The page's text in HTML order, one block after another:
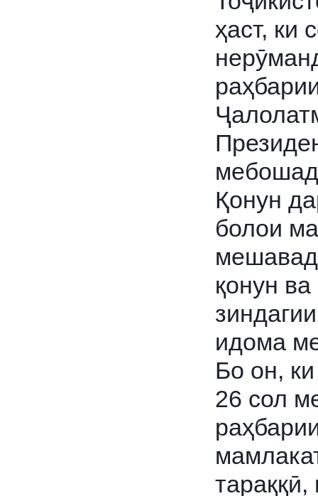
ҳаст, ки
Қонун
болои
қонун
идома
Бо он,
26 сол